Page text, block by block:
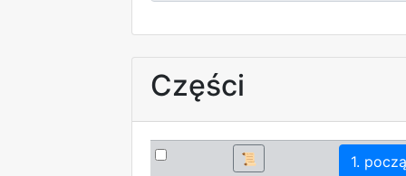
Części
📜 1.